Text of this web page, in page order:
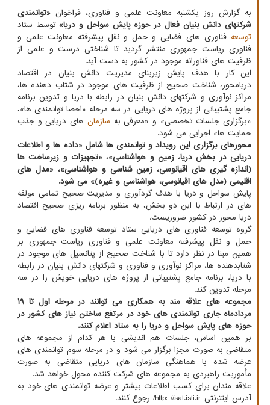
به گزارش روز یکشنبه معاونت علمی و فناوری، فراخوان «توانمندی
شرکتهای دانش بنیان فعال در حوزه پایش سواحل و دریا» توسط ستاد
توسعه فناوری های فضایی و حمل و نقل پیشرفته معاونت علمی و
فناوری ریاست جمهوری منتشر گردید تا شناختی درست و علمی از
ظرفیت های فناورانه موجود در کشور به دست آید.
این کار با هدف پایش زیربنای مدیریت دانش بنیان در اقتصاد
دریامحور، شناخت صحیح از ظرفیت های موجود در شتاب دهنده ها،
مراکز نوآوری و شرکتهای دانش بنیان در رابطه با دریا و تدوین برنامه
جامع پشتیبانی از پروژه های دریایی در سه مرحله «احصا توانمندی ها»،
«برگزاری جلسات تخصصی» و «معرفی به سازمان های دریایی و جذب
حمایت ها» اجرایی می شود.
محورهای برگزاری این رویداد و توانمندی ها شامل «داده ها و اطلاعات
دریایی در بخش دریا، زمین و هواشناسی»، «تجهیزات و زیرساخت ها
(اندازه گیری های اقیانوسی، زمین شناسی و هواشناسی»، «مدل های
اقلیمی (مدل های اقیانوسی، هواشناسی و غیره)» می شود.
پایش سواحل و دریا با هدف گردآوری و مدیریت صحیح تمامی مولفه
های در ارتباط با این دو بخش، به منظور برنامه ریزی صحیح اقتصاد
دریا محور در کشور ضروریست.
گروه توسعه فناوری های دریایی ستاد توسعه فناوری های فضایی و
حمل و نقل پیشرفته معاونت علمی و فناوری ریاست جمهوری بر
همین مبنا در نظر دارد تا با شناخت صحیح از پتانسیل های موجود در
شتابدهنده ها، مراکز نوآوری و فناوری و شرکتهای دانش بنیان در رابطه
با دریا، برنامه جامع پشتیبانی از پروژه های دریایی خویش را در سه
مرحله تدوین کند.
مجموعه های علاقه مند به همکاری می توانند در مرحله اول تا ۱۹
مردادماه جاری توانمندی های خود در مرتفع ساختن نیاز های کشور در
حوزه های پایش سواحل و دریا را به ستاد اعلام کنند.
بر همین اساس، جلسات هم اندیشی با هر کدام از مجموعه های
متقاضی به صورت مجزا برگزار می شود و در مرحله سوم توانمندی های
عرضه شده با هماهنگی سازمان های دریایی متقاضی به صورت
مأموریت راهبردی به مجموعه های شرکت کننده محول خواهد شد.
علاقه مندان برای کسب اطلاعات بیشتر و عرضه توانمندی های خود به
آدرس اینترنتی http: //sat.isti.ir/ رجوع کنند.